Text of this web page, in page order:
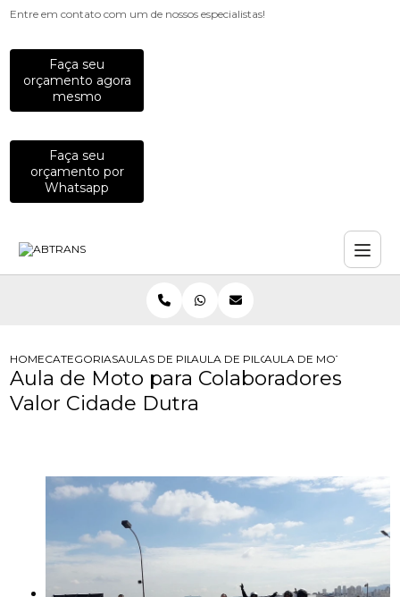
Entre em contato com um de nossos especialistas!
Faça seu
orçamento agora
mesmo
Faça seu
orçamento por
Whatsapp
HOMECATEGORIASAULAS DE PILOTAGEM PARA EMPRESAS
AULA DE PILOTAGEM DEFENSIVA
AULA DE MOTO PARA
Aula de Moto para Colaboradores
Valor Cidade Dutra